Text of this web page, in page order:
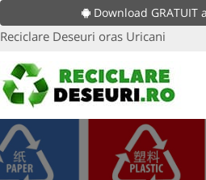
Download GRATUIT
Reciclare Deseuri oras Uricani